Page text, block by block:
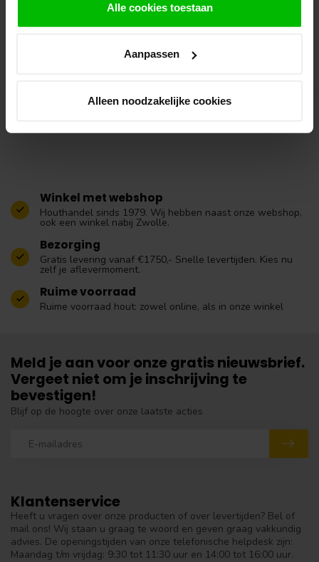
Alle cookies toestaan
Aanpassen
Alleen noodzakelijke cookies
Op voorraad in webshop
Op werkdagen voor 13:00
Bekijken
Winkel met webshop
Houthandel sinds 1979. Wij hebben naast onze webshop,
ook een winkel nabij Zwolle.
Bezorging
Gratis levering vanaf €1750,- Snelle levertijden. Kies nu
zelf je aflevermoment.
Ruime voorraad
Ruime voorraad hout: zowel online, als in onze winkel
Klantenservice
Heeft u vragen over onze producten of over levertijden? Bel of
mail ons! Wij staan u graag te woord en geven graag vakkundig
advies. De openingstijden van onze telefonische helpdesk zijn:
Maandag t/m vrijdag: 9:30 tot 11:30 uur en 14:00 tot 16:00 uur.
Meld je aan voor onze gratis nieuwsbrief.
Vergeet niet om je inschrijving te
bevestigen!
Blijf op de hoogte over onze laatste acties